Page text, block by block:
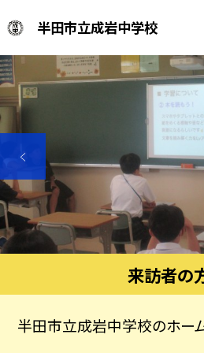
半田市立成岩中学校
来訪者の
半田市立成岩中学校のホー